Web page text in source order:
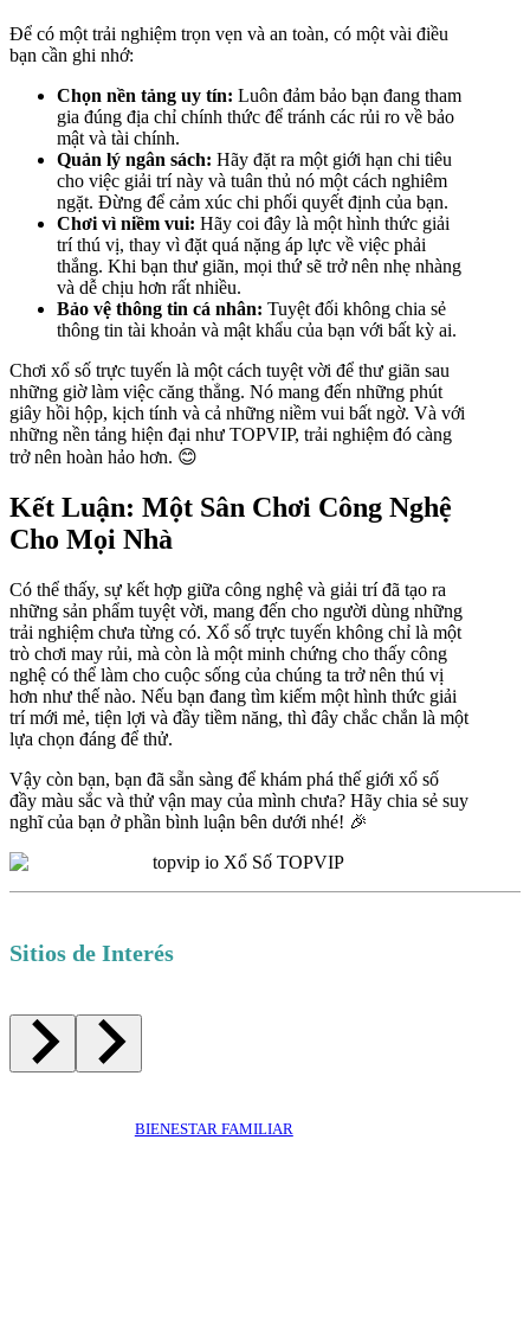
Để có một trải nghiệm trọn vẹn và an toàn, có một vài điều
bạn cần ghi nhớ:
Chọn nền tảng uy tín: Luôn đảm bảo bạn đang tham
gia đúng địa chỉ chính thức để tránh các rủi ro về bảo
mật và tài chính.
Quản lý ngân sách: Hãy đặt ra một giới hạn chi tiêu
cho việc giải trí này và tuân thủ nó một cách nghiêm
ngặt. Đừng để cảm xúc chi phối quyết định của bạn.
Chơi vì niềm vui: Hãy coi đây là một hình thức giải
trí thú vị, thay vì đặt quá nặng áp lực về việc phải
thắng. Khi bạn thư giãn, mọi thứ sẽ trở nên nhẹ nhàng
và dễ chịu hơn rất nhiều.
Bảo vệ thông tin cá nhân: Tuyệt đối không chia sẻ
thông tin tài khoản và mật khẩu của bạn với bất kỳ ai.
Chơi xổ số trực tuyến là một cách tuyệt vời để thư giãn sau
những giờ làm việc căng thẳng. Nó mang đến những phút
giây hồi hộp, kịch tính và cả những niềm vui bất ngờ. Và với
những nền tảng hiện đại như TOPVIP, trải nghiệm đó càng
trở nên hoàn hảo hơn. 😊
Kết Luận: Một Sân Chơi Công Nghệ
Cho Mọi Nhà
Có thể thấy, sự kết hợp giữa công nghệ và giải trí đã tạo ra
những sản phẩm tuyệt vời, mang đến cho người dùng những
trải nghiệm chưa từng có. Xổ số trực tuyến không chỉ là một
trò chơi may rủi, mà còn là một minh chứng cho thấy công
nghệ có thể làm cho cuộc sống của chúng ta trở nên thú vị
hơn như thế nào. Nếu bạn đang tìm kiếm một hình thức giải
trí mới mẻ, tiện lợi và đầy tiềm năng, thì đây chắc chắn là một
lựa chọn đáng để thử.
Vậy còn bạn, bạn đã sẵn sàng để khám phá thế giới xổ số
đầy màu sắc và thử vận may của mình chưa? Hãy chia sẻ suy
nghĩ của bạn ở phần bình luận bên dưới nhé! 🎉
Sitios de Interés
BIENESTAR FAMILIAR